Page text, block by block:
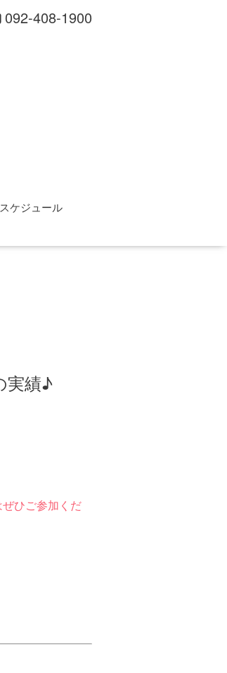
092-408-1900
スケジュール
実績♪
ひご参加くだ